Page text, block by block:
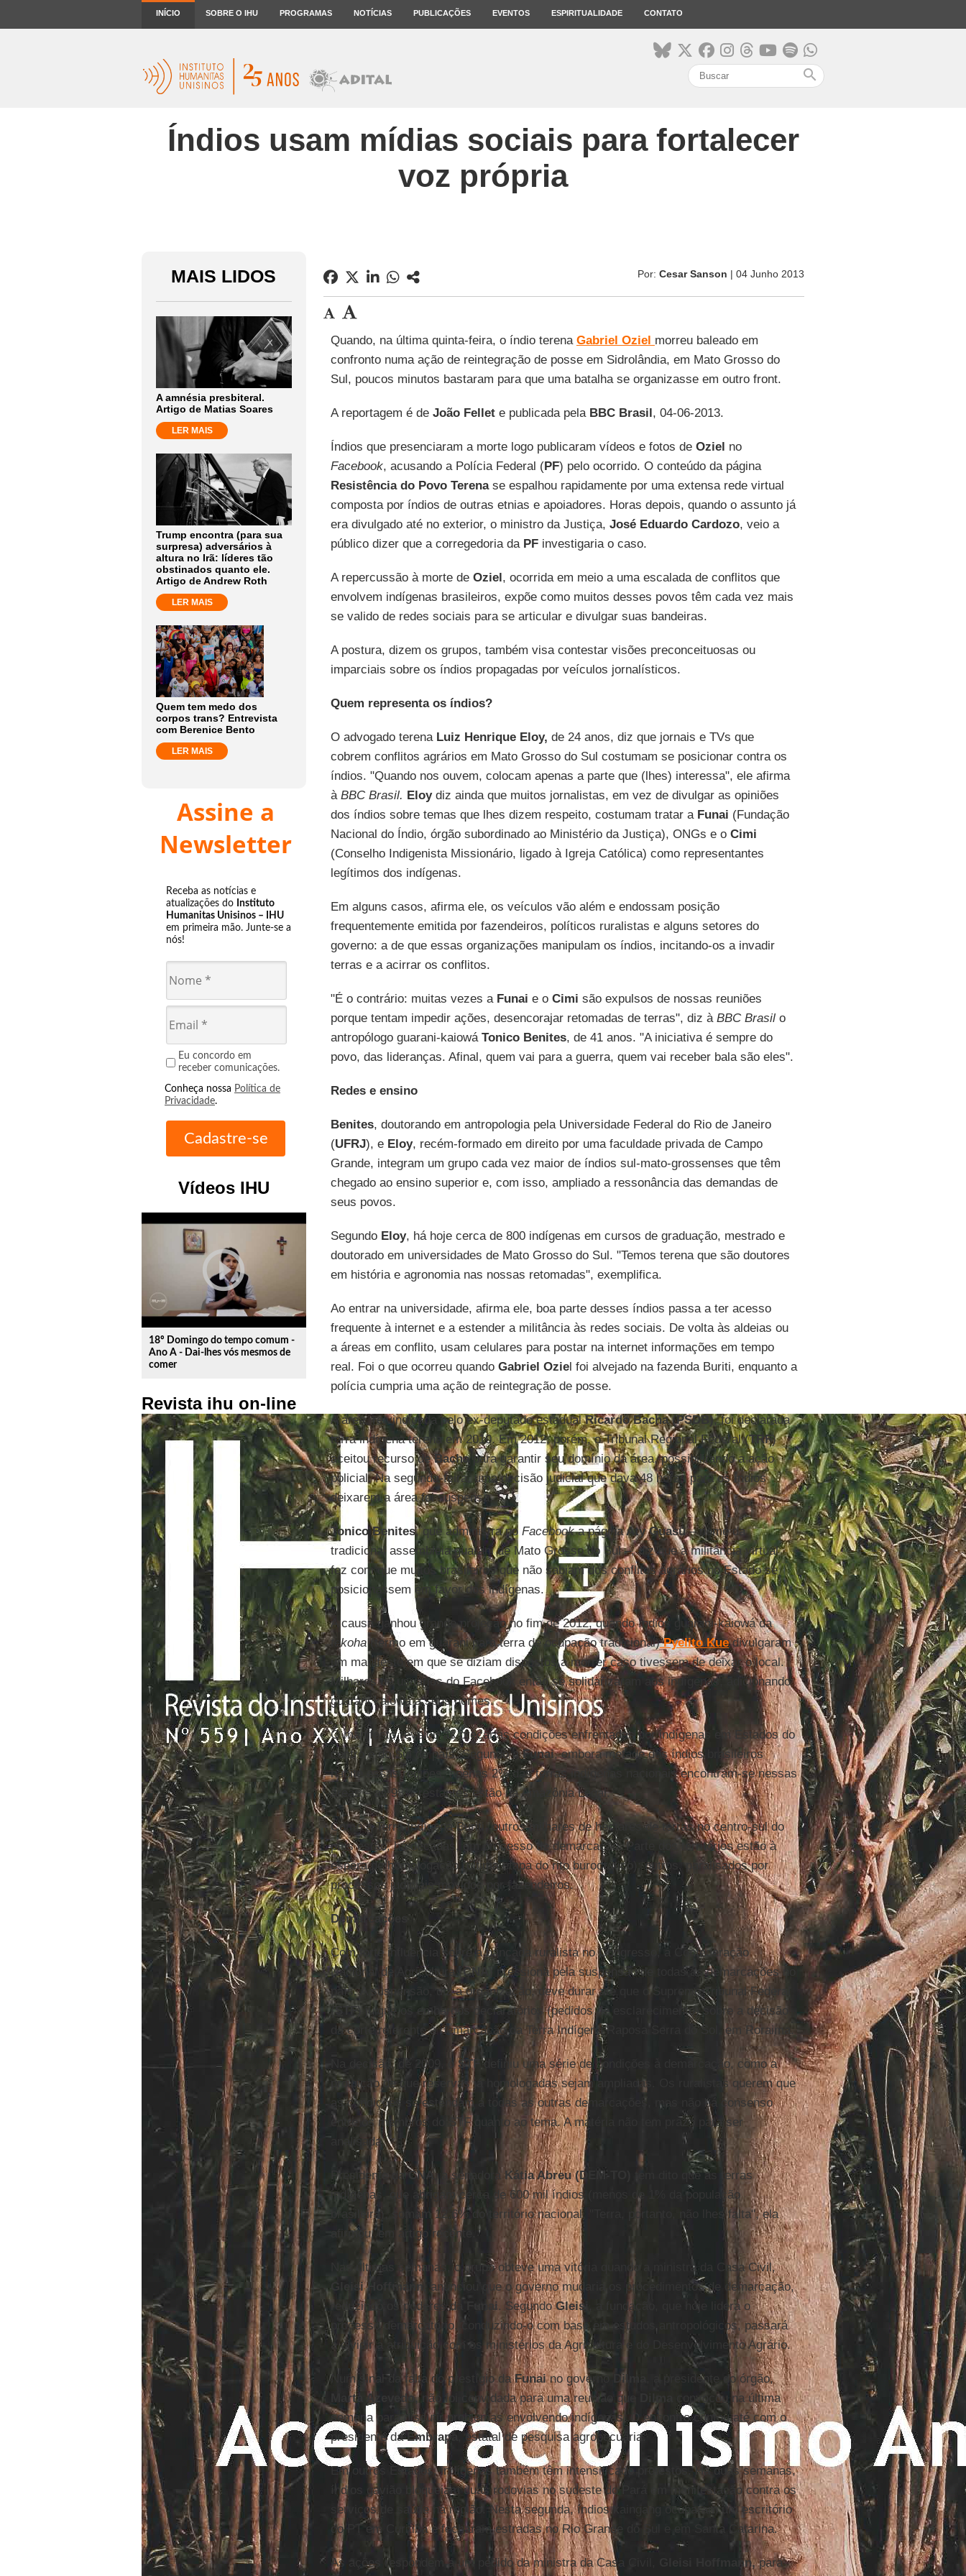
INÍCIO SOBRE O IHU PROGRAMAS NOTÍCIAS PUBLICAÇÕES EVENTOS ESPIRITUALIDADE CONTATO
search
Índios usam mídias sociais para fortalecer
voz própria
MAIS LIDOS
A amnésia presbiteral.
Artigo de Matias Soares
LER MAIS
Trump encontra (para sua
surpresa) adversários à
altura no Irã: líderes tão
obstinados quanto ele.
Artigo de Andrew Roth
LER MAIS
Quem tem medo dos
corpos trans? Entrevista
com Berenice Bento
LER MAIS
Assine a
Newsletter
Receba as notícias e
atualizações do Instituto
Humanitas Unisinos – IHU
em primeira mão. Junte-se a
nós!
Eu concordo em
receber comunicações.
Conheça nossa Política de
Privacidade.
Vídeos IHU
play_circle_outline
18º Domingo do tempo comum -
Ano A - Dai-lhes vós mesmos de
comer
Revista ihu on-line
Por: Cesar Sanson | 04 Junho 2013
Quando, na última quinta-feira, o índio terena Gabriel Oziel morreu baleado em
confronto numa ação de reintegração de posse em Sidrolândia, em Mato Grosso do
Sul, poucos minutos bastaram para que uma batalha se organizasse em outro front.
A reportagem é de João Fellete publicada pela BBC Brasil, 04-06-2013.
Índios que presenciaram a morte logo publicaram vídeos e fotos de Oziel no
Facebook, acusando a Polícia Federal (PF) pelo ocorrido. O conteúdo da página
Resistência do Povo Terenase espalhou rapidamente por uma extensa rede virtual
composta por índios de outras etnias e apoiadores. Horas depois, quando o assunto já
era divulgado até no exterior, o ministro da Justiça, José Eduardo Cardozo, veio a
público dizer que a corregedoria da PFinvestigaria o caso.
A repercussão à morte de Oziel, ocorrida em meio a uma escalada de conflitos que
envolvem indígenas brasileiros, expõe como muitos desses povos têm cada vez mais
se valido de redes sociais para se articular e divulgar suas bandeiras.
A postura, dizem os grupos, também visa contestar visões preconceituosas ou
imparciais sobre os índios propagadas por veículos jornalísticos.
Quem representa os índios?
O advogado terena Luiz Henrique Eloy, de 24 anos, diz que jornais e TVs que
cobrem conflitos agrários em Mato Grosso do Sul costumam se posicionar contra os
índios. "Quando nos ouvem, colocam apenas a parte que (lhes) interessa", ele afirma
à BBC Brasil. Eloydiz ainda que muitos jornalistas, em vez de divulgar as opiniões
dos índios sobre temas que lhes dizem respeito, costumam tratar a Funai (Fundação
Nacional do Índio, órgão subordinado ao Ministério da Justiça), ONGs e o Cimi
(Conselho Indigenista Missionário, ligado à Igreja Católica) como representantes
legítimos dos indígenas.
Em alguns casos, afirma ele, os veículos vão além e endossam posição
frequentemente emitida por fazendeiros, políticos ruralistas e alguns setores do
governo: a de que essas organizações manipulam os índios, incitando-os a invadir
terras e a acirrar os conflitos.
"É o contrário: muitas vezes a Funai e o Cimi são expulsos de nossas reuniões
porque tentam impedir ações, desencorajar retomadas de terras", diz à BBC Brasilo
antropólogo guarani-kaiowá Tonico Benites, de 41 anos. "A iniciativa é sempre do
povo, das lideranças. Afinal, quem vai para a guerra, quem vai receber bala são eles".
Redes e ensino
Benites, doutorando em antropologia pela Universidade Federal do Rio de Janeiro
(UFRJ), e Eloy, recém-formado em direito por uma faculdade privada de Campo
Grande, integram um grupo cada vez maior de índios sul-mato-grossenses que têm
chegado ao ensino superior e, com isso, ampliado a ressonância das demandas de
seus povos.
Segundo Eloy, há hoje cerca de 800 indígenas em cursos de graduação, mestrado e
doutorado em universidades de Mato Grosso do Sul. "Temos terena que são doutores
em história e agronomia nas nossas retomadas", exemplifica.
Ao entrar na universidade, afirma ele, boa parte desses índios passa a ter acesso
frequente à internet e a estender a militância às redes sociais. De volta às aldeias ou
a áreas em conflito, usam celulares para postar na internet informações em tempo
real. Foi o que ocorreu quandoGabriel Oziel foi alvejado na fazenda Buriti, enquanto a
polícia cumpria uma ação de reintegração de posse.
A área, reivindicada pelo ex-deputado estadualRicardo Bacha (PSDB), foi declarada
terra indígena terena em 2010. Em 2012, porém, o Tribunal Regional Federal (TRF)
aceitou recurso deBachapara garantir seu domínio da área, possibilitando a ação
policial. Na segunda-feira, uma decisão judicial que dava 48 horas para os índios
deixarem a área foi suspensa.
Tonico Benites, que administra no Facebooka páginaAty Guasu– nome da
tradicional assembleia guarani de Mato Grosso do Sul –, diz que a militância virtual
fez com que muitos brasileiros que não sabiam dos conflitos agrários no Estado se
posicionassem em favor dos indígenas.
A causa ganhou grande projeção no fim de 2012, quando índios guarani-kaiowá da
tekoha(termo em guarani para terra de ocupação tradicional)Pyelito Kuedivulgaram
um manifesto em que se diziam dispostos a morrer caso tivessem de deixar o local.
Milhares de usuários do Facebook então se solidarizaram aos indígenas, adicionando
guarani kaiowá a seus nomes.
O manifesto revelou as precárias condições enfrentadas por indígenas em Estados do
centro e do Sul do país. Segundo aFunai, embora metade dos índios brasileiros
habite essas regiões, apenas 2% das terras indígenas nacionais encontram-se nessas
áreas – as 98% restantes estão na Amazônia Legal.
Como a Terra Indígena Buriti, outros milhares de hectares de terras no centro-sul do
país estão, há décadas, em processo de demarcação. Parte dos territórios estão à
espera de homologação (última etapa do rito burocrático); outros, paralisados por
processos judiciais movidos por fazendeiros.
Demarcações
Com forte influência sobre a bancada ruralista no Congresso, a Confederação
Nacional de Agricultura (CNA
) pressiona pela suspensão de todas as demarcações no
país. A suspensão, diz a organização, deve durar até que o Supremo Tribunal Federal
(STF) julgue os embargos declaratórios (pedidos de esclarecimento) sobre a decisão
da corte referente à demarcação da Terra Indígena Raposa Serra do Sol, em Roraima.
Na decisão, de 2009, oSTF definiu uma série de condições à demarcação, como a
proibição de que reservas já homologadas sejam ampliadas. Os ruralistas querem que
as condições se estendam a todas as outras demarcações, mas não há consenso
entre os membros do STF quanto ao tema. A matéria não tem prazo para ser
analisada.
Presidente daCNA, a senadora Kátia Abreu (DEM-TO)
tem dito que as terras
indígenas, que abrigam cerca de 600 mil índios (menos de 1% da população
brasileira), somam 12,6% do território nacional. "Terra, portanto, não lhes falta", ela
afirmou, em artigo recente.
Nas últimas semanas, o grupo obteve uma vitória quando a ministra da Casa Civil,
Gleisi Hoffmann, anunciou que o governo mudaria os procedimentos de demarcação,
reduzindo os poderes da
Funai . SegundoGleisi
, a fundação, que hoje lidera o
processo demarcatório, conduzindo-o com base em estudos antropológicos, passará
a dividir a atribuição com os ministérios da Agricultura e do Desenvolvimento Agrário.
Num sinal da falta do prestígio daFunaino governo Dilma
, a presidente do órgão,
Marta Azevedo,não foi convidada para uma reunião que
convocou na última
semana para discutir problemas envolvendo indígenas. O encontro contou até com o
presidente daEmbrapa , estatal de pesquisa agropecuária.
Em outros Estados, indígenas também têm intensificado protestos. Há duas semanas,
índios gavião bloqueiam duas rodovias no sudeste do Pará em manifestação contra os
serviços de saúde na região. Nesta segunda, índios kaingang ocuparam um escritório
do PT em Curitiba e fecharam estradas no Rio Grande do Sul e em Santa Catarina.
As ações respondem a um pedido da ministra da Casa Civil, Gleisi Hoffmann,para